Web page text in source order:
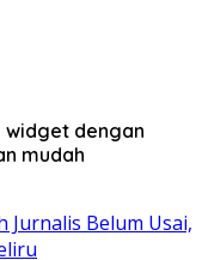
widget dengan
mudah